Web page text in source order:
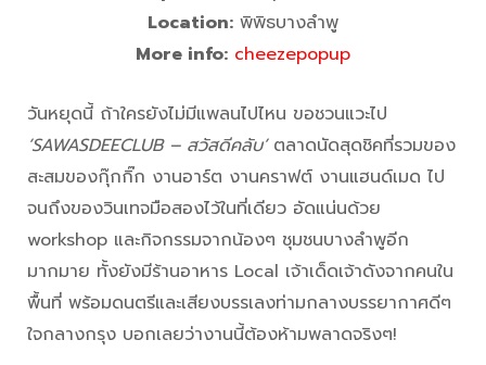
Location: พิพิธบางลำพู
More info: cheezepopup
วันหยุดนี้ ถ้าใครยังไม่มีแพลนไปไหน ขอชวนแวะไป
‘SAWASDEECLUB – สวัสดีคลับ’ตลาดนัดสุดชิคที่รวมของ
สะสมของกุ๊กกิ๊ก งานอาร์ต งานคราฟต์ งานแฮนด์เมด ไป
จนถึงของวินเทจมือสองไว้ในที่เดียว อัดแน่นด้วย
workshop และกิจกรรมจากน้องๆ ชุมชนบางลำพูอีก
มากมาย ทั้งยังมีร้านอาหาร Local เจ้าเด็ดเจ้าดังจากคนใน
พื้นที่ พร้อมดนตรีและเสียงบรรเลงท่ามกลางบรรยากาศดีๆ
ใจกลางกรุง บอกเลยว่างานนี้ต้องห้ามพลาดจริงๆ!